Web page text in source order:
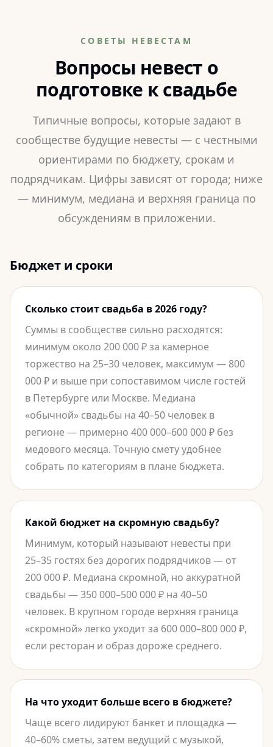
СОВЕТЫ НЕВЕСТАМ
Вопросы невест о
подготовке к свадьбе
Типичные вопросы, которые задают в
сообществе будущие невесты — с честными
ориентирами по бюджету, срокам и
подрядчикам. Цифры зависят от города; ниже
— минимум, медиана и верхняя граница по
обсуждениям в приложении.
Бюджет и сроки
Сколько стоит свадьба в 2026 году?
Суммы в сообществе сильно расходятся:
минимум около 200 000 ₽ за камерное
торжество на 25–30 человек, максимум — 800
000 ₽ и выше при сопоставимом числе гостей
в Петербурге или Москве. Медиана
«обычной» свадьбы на 40–50 человек в
регионе — примерно 400 000–600 000 ₽ без
медового месяца. Точную смету удобнее
собрать по категориям в плане бюджета.
Какой бюджет на скромную свадьбу?
Минимум, который называют невесты при
25–35 гостях без дорогих подрядчиков — от
200 000 ₽. Медиана скромной, но аккуратной
свадьбы — 350 000–500 000 ₽ на 40–50
человек. В крупном городе верхняя граница
«скромной» легко уходит за 600 000–800 000 ₽,
если ресторан и образ дороже среднего.
На что уходит больше всего в бюджете?
Чаще всего лидируют банкет и площадка —
40–60% сметы, затем ведущий с музыкой,